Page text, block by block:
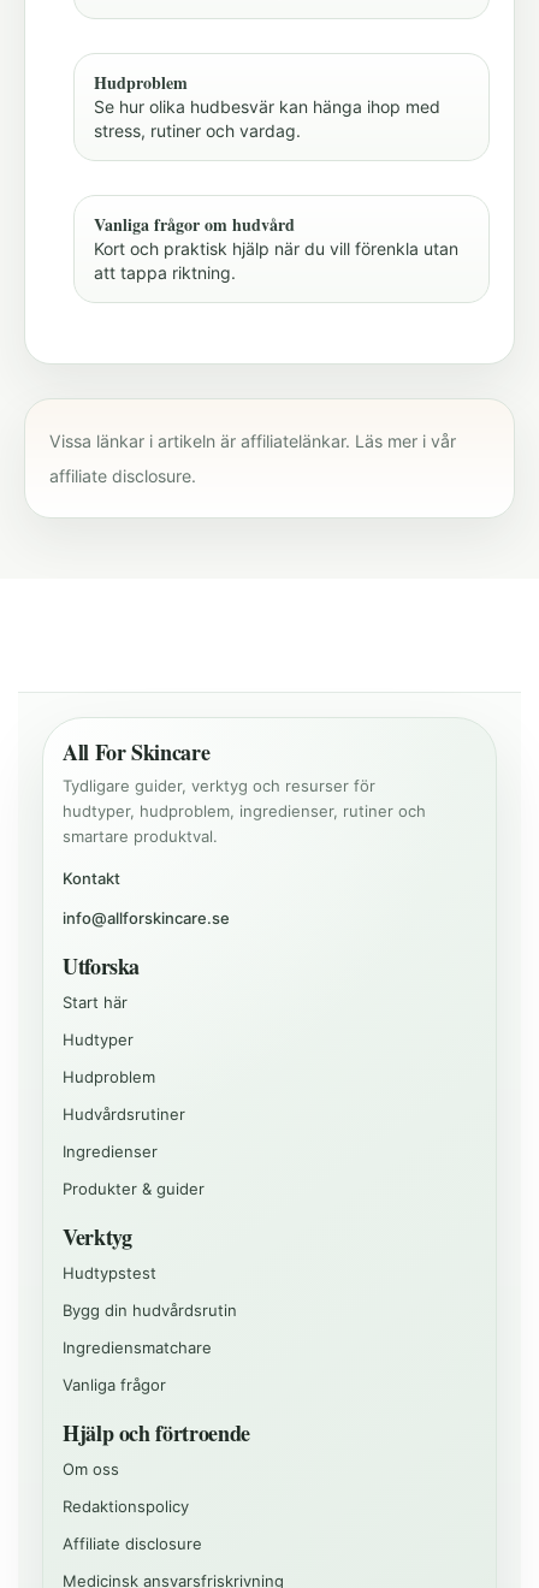
Hudproblem
Se hur olika hudbesvär kan hänga ihop med
stress, rutiner och vardag.
Vanliga frågor om hudvård
Kort och praktisk hjälp när du vill förenkla utan
att tappa riktning.
Vissa länkar i artikeln är affiliatelänkar. Läs mer i vår
affiliate disclosure.
All For Skincare
Tydligare guider, verktyg och resurser för
hudtyper, hudproblem, ingredienser, rutiner och
smartare produktval.
Kontakt
info@allforskincare.se
Utforska
Start här
Hudtyper
Hudproblem
Hudvårdsrutiner
Ingredienser
Produkter & guider
Verktyg
Hudtypstest
Bygg din hudvårdsrutin
Ingrediensmatchare
Vanliga frågor
Hjälp och förtroende
Om oss
Redaktionspolicy
Affiliate disclosure
Medicinsk ansvarsfriskrivning